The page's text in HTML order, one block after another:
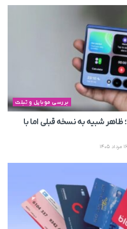
بررسی موبایل و تبلت
بررسی گوشی Galaxy Z Flip8؛ ظاهر شبیه به نسخه قبلی اما با